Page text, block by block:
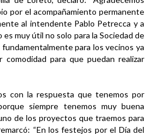
por el acompañamiento permanente
al intendente Pablo Petrecca y a
muy útil no solo para la Sociedad de
para los vecinos ya
comodidad para que puedan realizar
con la respuesta que tenemos por
siempre tenemos muy buena
de los proyectos que traemos para
“En los festejos por el Día del